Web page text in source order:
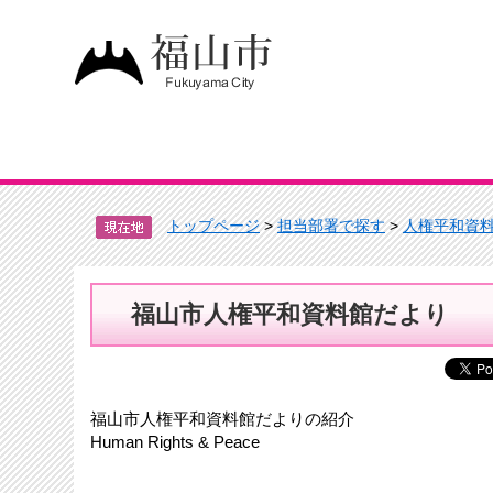
トップページ>担当部署で探す>人権平和資
福山市人権平和資料館だより
福山市人権平和資料館だよりの紹介
Human Rights & Peace